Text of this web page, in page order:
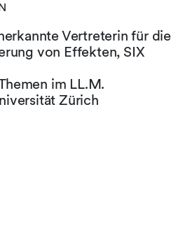
Vertreterin für die
von Effekten, SIX
im LL.M.
Zürich